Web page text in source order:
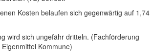
Kosten belaufen sich gegenwärtig auf 1,74
wird sich ungefähr dritteln. (Fachförderung
Kommune)